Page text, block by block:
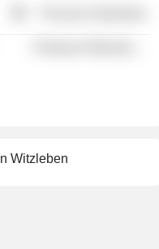
Witzleben